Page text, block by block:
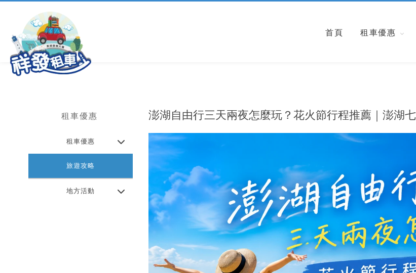
首頁 租車優惠
租車優惠
租車優惠
旅遊攻略
地方活動
澎湖自由行三天兩夜怎麼玩？花火節行程推薦｜澎湖